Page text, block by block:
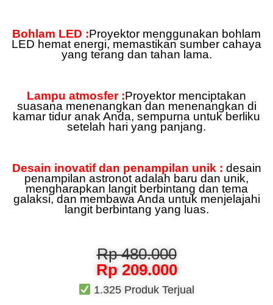
Bohlam LED :Proyektor menggunakan bohlam
LED hemat energi, memastikan sumber cahaya
yang terang dan tahan lama.
Lampu atmosfer :Proyektor menciptakan
suasana menenangkan dan menenangkan di
kamar tidur anak Anda, sempurna untuk berliku
setelah hari yang panjang.
Desain inovatif dan penampilan unik : desain
penampilan astronot adalah baru dan unik,
mengharapkan langit berbintang dan tema
galaksi, dan membawa Anda untuk menjelajahi
langit berbintang yang luas.
Rp 480.000
Rp 209.000
1.325 Produk Terjual